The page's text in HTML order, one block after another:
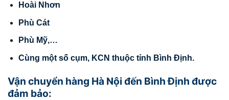
Hoài Nhơn
Phù Cát
Phù Mỹ,…
Cùng một số cụm, KCN thuộc tỉnh Bình Định.
Vận chuyển hàng Hà Nội đến Bình Định được
đảm bảo: